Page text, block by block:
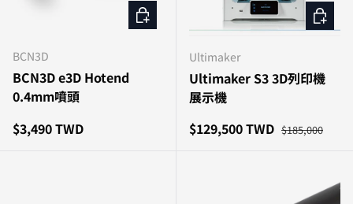
BCN3D
BCN3D e3D Hotend
0.4mm噴頭
原價
$3,490 TWD
加入購物車
Ultimaker
Ultimaker S3 3D列印機
展示機
特價
$129,500 TWD 原價
$185,000
加入購